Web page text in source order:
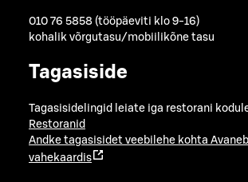
010 76 5858 (tööpäeviti klo 9-16)
kohalik võrgutasu/mobiilikõne tasu
Tagasiside
Tagasisidelingid leiate iga restorani
Restoranid
Andke tagasisidet veebilehe kohta
vahekaardis